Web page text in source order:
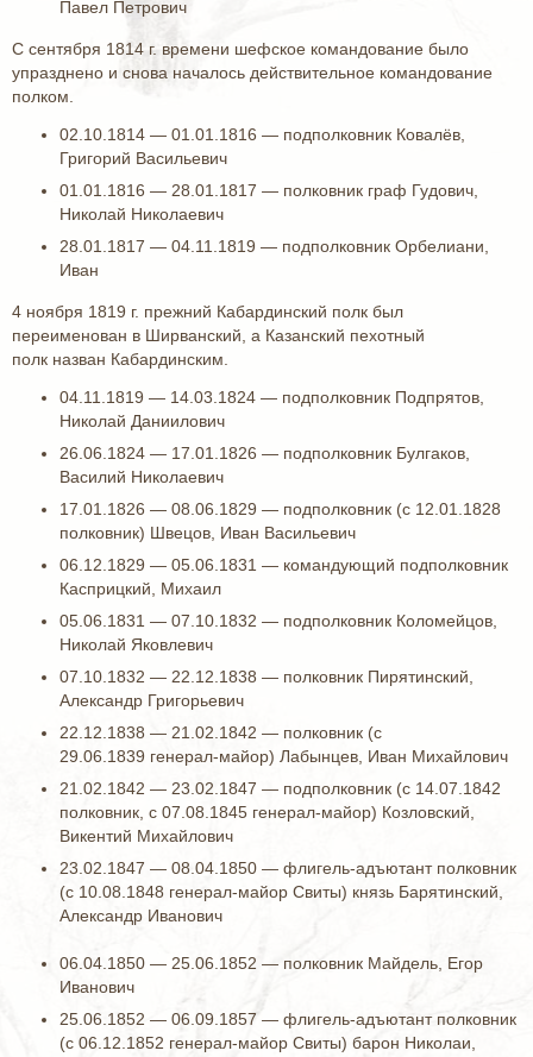
Павел Петрович
С сентября 1814 г. времени шефское командование было
упразднено и снова началось действительное командование
полком.
02.10.1814 — 01.01.1816 — подполковник Ковалёв,
Григорий Васильевич
01.01.1816 — 28.01.1817 — полковник граф Гудович,
Николай Николаевич
28.01.1817 — 04.11.1819 — подполковник Орбелиани,
Иван
4 ноября 1819 г. прежний Кабардинский полк был
переименован в Ширванский, а Казанский пехотный
полк назван Кабардинским.
04.11.1819 — 14.03.1824 — подполковник Подпрятов,
Николай Даниилович
26.06.1824 — 17.01.1826 — подполковник Булгаков,
Василий Николаевич
17.01.1826 — 08.06.1829 — подполковник (с 12.01.1828
полковник) Швецов, Иван Васильевич
06.12.1829 — 05.06.1831 — командующий подполковник
Касприцкий, Михаил
05.06.1831 — 07.10.1832 — подполковник Коломейцов,
Николай Яковлевич
07.10.1832 — 22.12.1838 — полковник Пирятинский,
Александр Григорьевич
22.12.1838 — 21.02.1842 — полковник (с
29.06.1839 генерал-майор) Лабынцев, Иван Михайлович
21.02.1842 — 23.02.1847 — подполковник (с 14.07.1842
полковник, с 07.08.1845 генерал-майор) Козловский,
Викентий Михайлович
23.02.1847 — 08.04.1850 — флигель-адъютант полковник
(с 10.08.1848 генерал-майор Свиты) князь Барятинский,
Александр Иванович
06.04.1850 — 25.06.1852 — полковник Майдель, Егор
Иванович
25.06.1852 — 06.09.1857 — флигель-адъютант полковник
(с 06.12.1852 генерал-майор Свиты) барон Николаи,